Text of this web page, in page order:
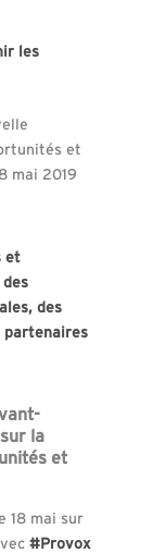
les
et
mai 2019
et
des
partenaires
la
et
18 mai sur
#Provox